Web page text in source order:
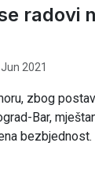
radovi
2021
zbog
Bar,
bezbjednost.